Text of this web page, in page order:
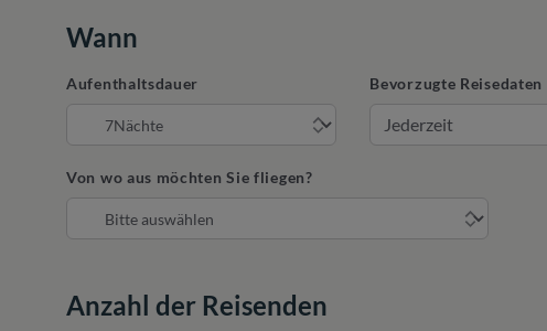
Wann
Aufenthaltsdauer Bevorzugte Reisedaten
Von wo aus möchten Sie fliegen?
Anzahl der Reisenden